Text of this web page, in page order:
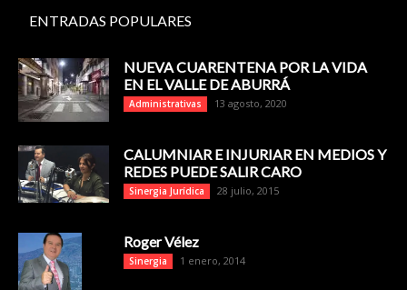
ENTRADAS POPULARES
NUEVA CUARENTENA POR LA VIDA
EN EL VALLE DE ABURRÁ
Administrativas 13 agosto, 2020
CALUMNIAR E INJURIAR EN MEDIOS Y
REDES PUEDE SALIR CARO
Sinergia Jurídica 28 julio, 2015
Roger Vélez
Sinergia 1 enero, 2014